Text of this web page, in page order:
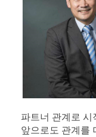
파트너 관계로
앞으로도 관계를